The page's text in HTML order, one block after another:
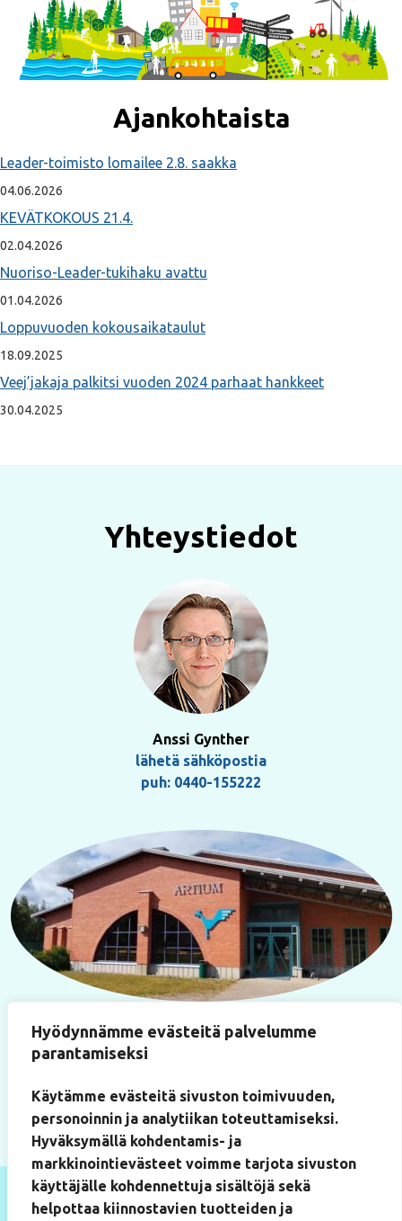
Hyödynnämme evästeitä palvelumme
parantamiseksi
Käytämme evästeitä sivuston toimivuuden,
personoinnin ja analytiikan toteuttamiseksi.
Hyväksymällä kohdentamis- ja
markkinointievästeet voimme tarjota sivuston
käyttäjälle kohdennettuja sisältöjä sekä
helpottaa kiinnostavien tuotteiden ja
Ajankohtaista
Leader-toimisto lomailee 2.8. saakka
04.06.2026
KEVÄTKOKOUS 21.4.
02.04.2026
Nuoriso-Leader-tukihaku avattu
01.04.2026
Loppuvuoden kokousaikataulut
18.09.2025
Veej’jakaja palkitsi vuoden 2024 parhaat hankkeet
30.04.2025
Yhteystiedot
Anssi Gynther
lähetä sähköpostia
puh: 0440-155222
Käyntiosoite
Paukkulantie 22
50170 Mikkeli